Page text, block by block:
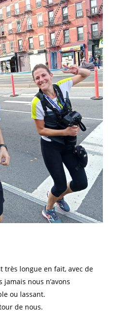
très longue en fait, avec de
nous n’avons
ou lassant.
de nous.